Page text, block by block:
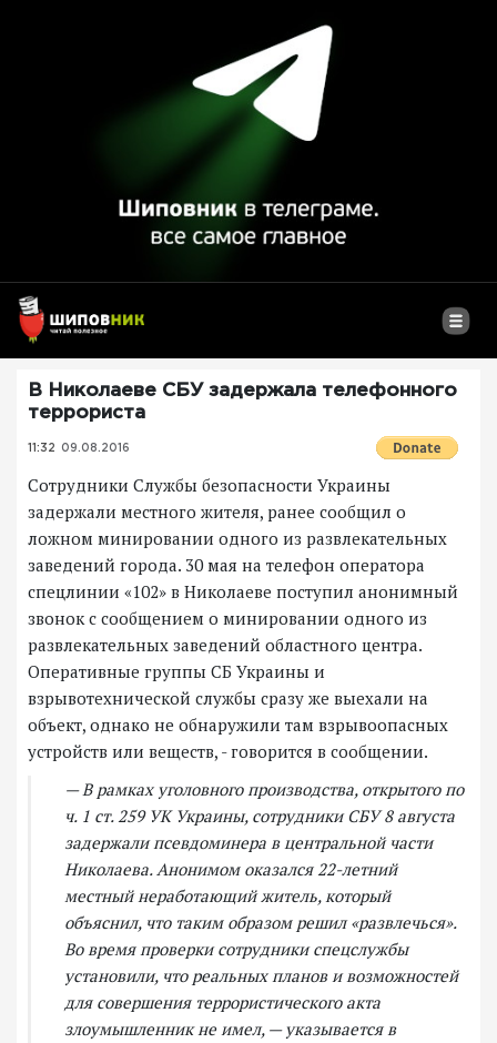
В Николаеве СБУ задержала телефонного
террориста
11:32 09.08.2016
Сотрудники Службы безопасности Украины
задержали местного жителя, ранее сообщил о
ложном минировании одного из развлекательных
заведений города. 30 мая на телефон оператора
спецлинии «102» в Николаеве поступил анонимный
звонок с сообщением о минировании одного из
развлекательных заведений областного центра.
Оперативные группы СБ Украины и
взрывотехнической службы сразу же выехали на
объект, однако не обнаружили там взрывоопасных
устройств или веществ, - говорится в сообщении.
— В рамках уголовного производства, открытого по
ч. 1 ст. 259 УК Украины, сотрудники СБУ 8 августа
задержали псевдоминера в центральной части
Николаева. Анонимом оказался 22-летний
местный неработающий житель, который
объяснил, что таким образом решил «развлечься».
Во время проверки сотрудники спецслужбы
установили, что реальных планов и возможностей
для совершения террористического акта
злоумышленник не имел, — указывается в